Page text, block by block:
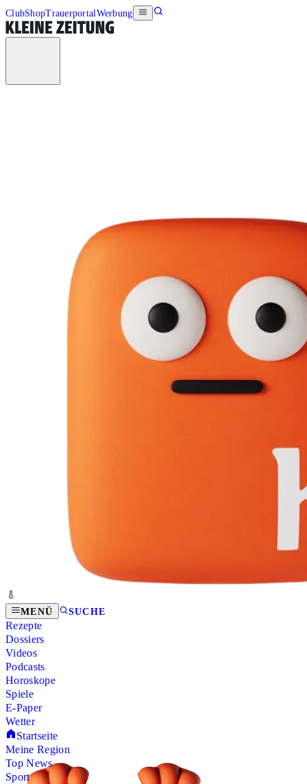
ClubShopTrauerportalWerbung
MENÜ SUCHE
Rezepte
Dossiers
Videos
Podcasts
Horoskope
Spiele
E-Paper
Wetter
Startseite
Meine Region
Top News
Sport